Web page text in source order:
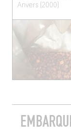
Anvers (2000)